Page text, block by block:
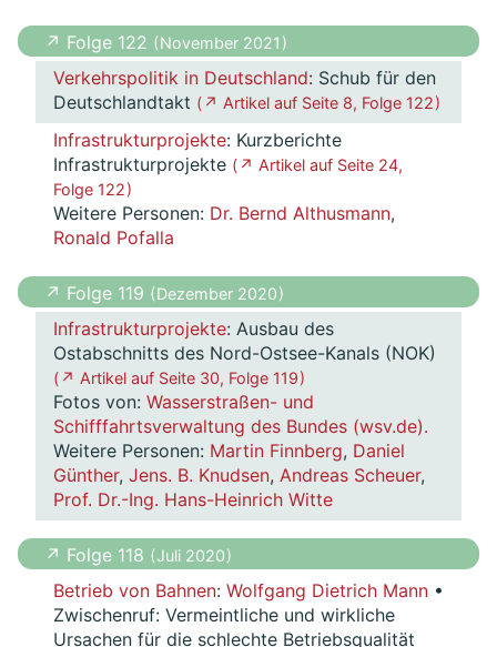
↗ Folge 122 ( November 2021 )
Verkehrspolitik in Deutschland: Schub für den
Deutschlandtakt ( ↗ Artikel auf Seite 8, Folge 122 )
Infrastrukturprojekte: Kurzberichte
Infrastrukturprojekte ( ↗ Artikel auf Seite 24,
Folge 122 )
Weitere Personen: Dr. Bernd Althusmann,
Ronald Pofalla
↗ Folge 119 ( Dezember 2020 )
Infrastrukturprojekte: Ausbau des
Ostabschnitts des Nord-Ostsee-Kanals (NOK)
( ↗ Artikel auf Seite 30, Folge 119 )
Fotos von: Wasserstraßen- und
Schifffahrtsverwaltung des Bundes (wsv.de).
Weitere Personen: Martin Finnberg, Daniel
Günther, Jens. B. Knudsen, Andreas Scheuer,
Prof. Dr.-Ing. Hans-Heinrich Witte
↗ Folge 118 ( Juli 2020 )
Betrieb von Bahnen: Wolfgang Dietrich Mann •
Zwischenruf: Vermeintliche und wirkliche
Ursachen für die schlechte Betriebsqualität